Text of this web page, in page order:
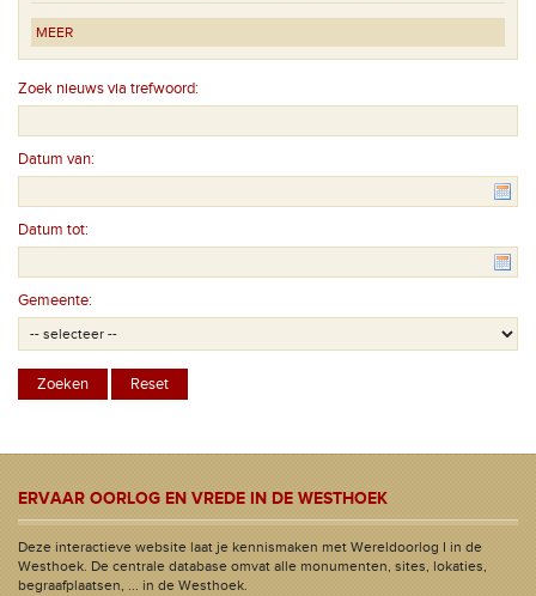
MEER
Zoek nieuws via trefwoord:
Datum van:
Datum tot:
Gemeente:
ERVAAR OORLOG EN VREDE IN DE WESTHOEK
Deze interactieve website laat je kennismaken met Wereldoorlog I in de
Westhoek. De centrale database omvat alle monumenten, sites, lokaties,
begraafplaatsen, ... in de Westhoek.